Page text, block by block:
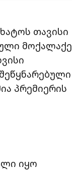
თავისი
მოქალაქე
პრემიერის
იყო